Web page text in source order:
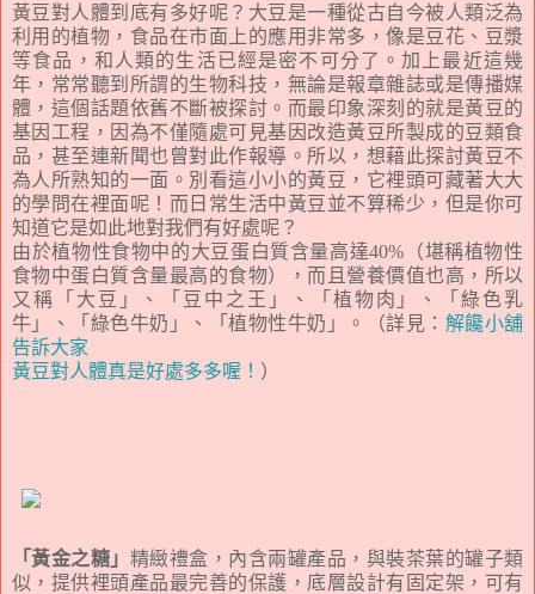
黃豆對人體到底有多好呢？大豆是一種從古自今被人類泛為
利用的植物，食品在市面上的應用非常多，像是豆花、豆漿
等食品，和人類的生活已經是密不可分了。加上最近這幾
年，常常聽到所謂的生物科技，無論是報章雜誌或是傳播媒
體，這個話題依舊不斷被探討。而最印象深刻的就是黃豆的
基因工程，因為不僅隨處可見基因改造黃豆所製成的豆類食
品，甚至連新聞也曾對此作報導。所以，想藉此探討黃豆不
為人所熟知的一面。別看這小小的黃豆，它裡頭可藏著大大
的學問在裡面呢！而日常生活中黃豆並不算稀少，但是你可
知道它是如此地對我們有好處呢？
由於植物性食物中的大豆蛋白質含量高達40%（堪稱植物性
食物中蛋白質含量最高的食物），而且營養價值也高，所以
又稱「大豆」、「豆中之王」、「植物肉」、「綠色乳
牛」、「綠色牛奶」、「植物性牛奶」。（詳見： 解饞小舖
告訴大家
黃豆對人體真是好處多多喔！ ）
「黃金之糖」 精緻禮盒，內含兩罐產品，與裝茶葉的罐子類
似，提供裡頭產品最完善的保護，底層設計有固定架，可有